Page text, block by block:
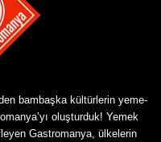
bambaşka kültürlerin yeme-
oluşturduk! Yemek
Gastromanya, ülkelerin